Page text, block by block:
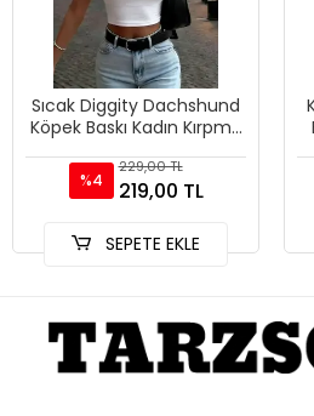
Sıcak Diggity Dachshund
Köpek Baskı Kadın Kırpma
Yüksek Elastik Üstler Se
%4
229,00 TL
219,00 TL
SEPETE EKLE